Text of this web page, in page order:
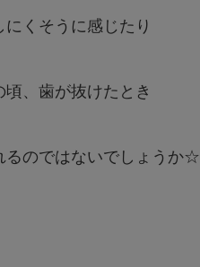
くそうに感じたり
、歯が抜けたとき
のではないでしょうか☆